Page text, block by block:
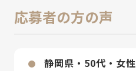
応募者の方の声
静岡県・50代・⼥性